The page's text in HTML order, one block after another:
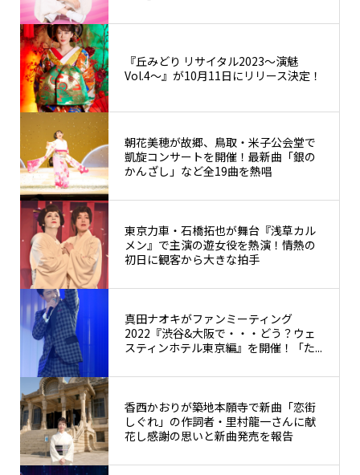
『丘みどり リサイタル2023～演魅
Vol.4～』が10月11日にリリース決定！
朝花美穂が故郷、鳥取・米子公会堂で
凱旋コンサートを開催！最新曲「銀の
かんざし」など全19曲を熱唱
東京力車・石橋拓也が舞台『浅草カル
メン』で主演の遊女役を熱演！情熱の
初日に観客から大きな拍手
真田ナオキがファンミーティング
2022『渋谷&大阪で・・・どう？ウェ
スティンホテル東京編』を開催！「た...
香西かおりが築地本願寺で新曲「恋街
しぐれ」の作詞者・里村龍一さんに献
花し感謝の思いと新曲発売を報告